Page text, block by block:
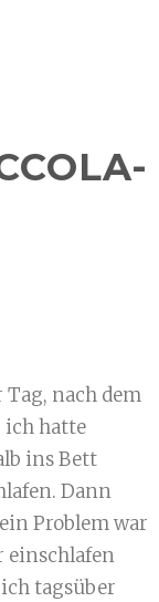
nach dem
ich hatte
ins Bett
Dann
Problem war
einschlafen
tagsüber